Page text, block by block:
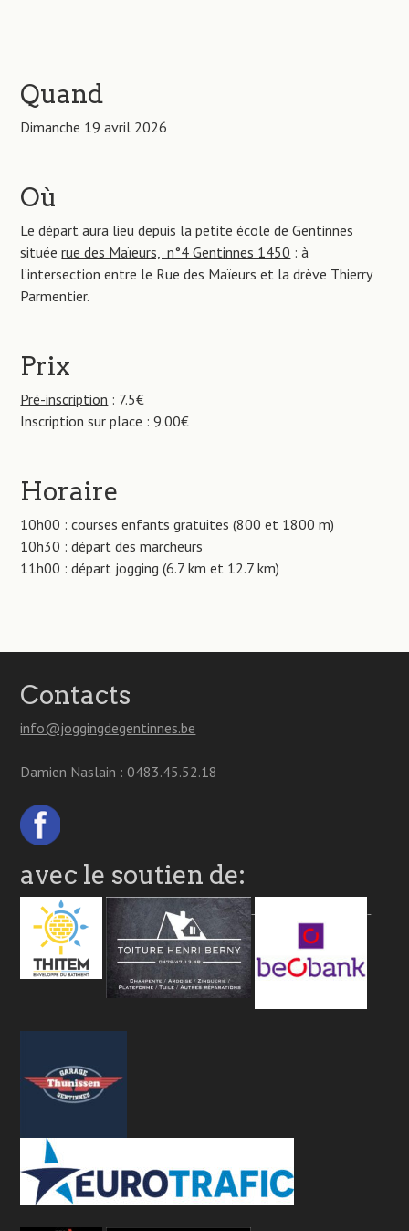
Quand
Dimanche 19 avril 2026
Où
Le départ aura lieu depuis la petite école de Gentinnes
situéerue des Maïeurs, n°4 Gentinnes 1450 : à
l’intersection entre le Rue des Maïeurs et la drève Thierry
Parmentier.
Prix
Pré-inscription : 7.5€
Inscription sur place : 9.00€
Horaire
10h00 : courses enfants gratuites (800 et 1800 m)
10h30 : départ des marcheurs
11h00 : départ jogging (6.7 km et 12.7 km)
Contacts
info@joggingdegentinnes.be
Damien Naslain : 0483.45.52.18
avec le soutien de: